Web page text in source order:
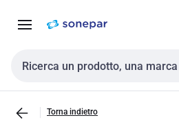
navigazione alla
Cerca input
Torna indietro